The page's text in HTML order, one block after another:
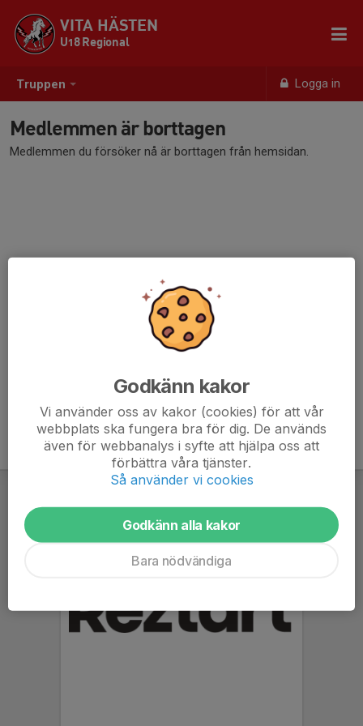
Truppen Logga in
VITA HÄSTEN
U18 Regional
Medlemmen är borttagen
Medlemmen du försöker nå är borttagen från hemsidan.
Godkänn kakor
Vi använder oss av kakor (cookies) för att vår
webbplats ska fungera bra för dig. De används
även för webbanalys i syfte att hjälpa oss att
förbättra våra tjänster.
Så använder vi cookies
Godkänn alla kakor
Bara nödvändiga